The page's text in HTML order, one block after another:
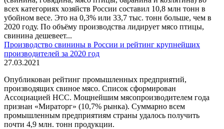
всех категориях хозяйств России составил 10,8 млн тонн в
убойном весе. Это на 0,3% или 33,7 тыс. тонн больше, чем в
2020 году. По объёму производства лидирует мясо птицы,
свинина дешевеет...
Производство свинины в России и рейтинг крупнейших
производителей за 2020 год
27.03.2021
Опубликован рейтинг промышленных предприятий,
производящих свиное мясо. Список сформирован
Ассоциацией НСС. Мощнейшим мясопроизводителем года
признан «Мираторг» (10,7% рынка). Суммарно всем
промышленным предприятиям страны удалось получить
почти 4,9 млн. тонн продукции.